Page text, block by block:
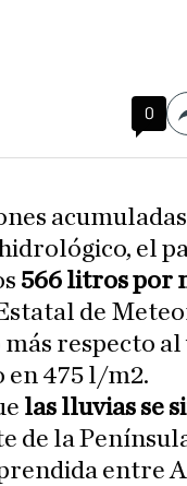
0
el
566 litros por
de
más respecto
en 475 l/m2.
las lluvias se
de la
entre